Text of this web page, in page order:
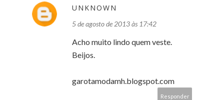
UNKNOWN
5 de agosto de 2013 às 17:42
Acho muito lindo quem veste.
Beijos.
garotamodamh.blogspot.com
Responder